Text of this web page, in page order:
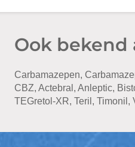
Ook bekend
Carbamazepen,
CBZ, Actebral, Anleptic,
TEGretol-XR, Teril, Timonil,